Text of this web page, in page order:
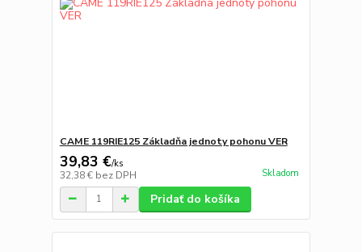
CAME 119RIE125 Základňa jednoty pohonu VER
39,83 €/ks
32,38 € bez DPH Skladom
Pridať do košíka